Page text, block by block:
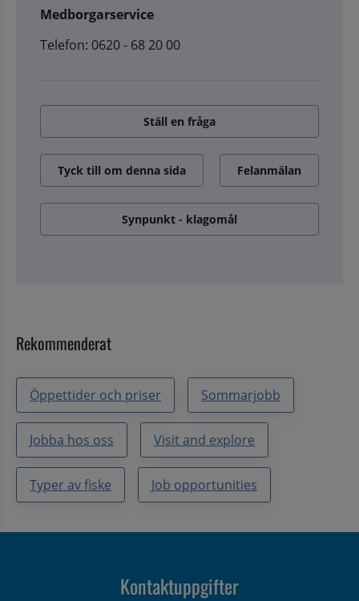
Medborgarservice
Telefon: 0620 - 68 20 00
Ställ en fråga
Tyck till om denna sida Felanmälan
Synpunkt - klagomål
Rekommenderat
Öppettider och priser Sommarjobb
Jobba hos oss Visit and explore
Typer av fiske Job opportunities
Kontaktuppgifter